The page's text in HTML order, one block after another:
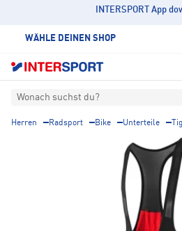
INTERSPORT App
WÄHLE DEINEN SHOP
Wonach suchst du?
Herren Radsport Bike Unterteile